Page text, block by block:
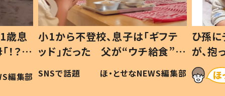
歳息
？」
編集部
小1から不登校、息子は「ギフテ
ッド」だった 父が“ウチ給食”を
作り続ける理由とは #令和の親
#令和の子
SNSで話題 ほ・とせなNEWS編集部
ひ孫
が、
「涙が
い」